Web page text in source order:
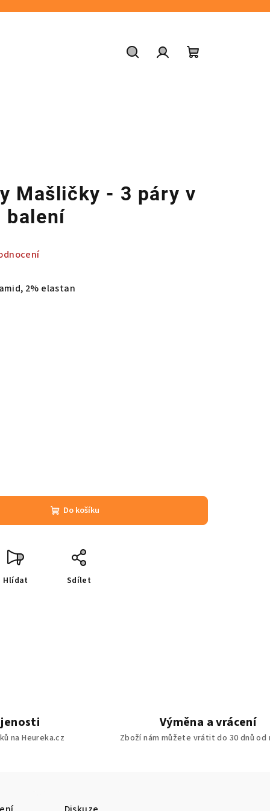
Mašličky - 3 páry v
balení
2% elastan
Do košíku
Hlídat Sdílet
na Heureka.cz
Výměna a vrácení
Zboží nám můžete vrátit do 30 dnů od